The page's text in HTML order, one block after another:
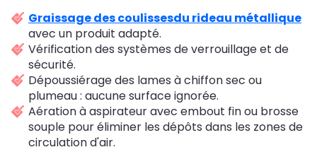
Graissage des coulissesdu rideau métallique
avec un produit adapté.
Vérification des systèmes de verrouillage et de
sécurité.
Dépoussiérage des lames à chiffon sec ou
plumeau : aucune surface ignorée.
Aération à aspirateur avec embout fin ou brosse
souple pour éliminer les dépôts dans les zones de
circulation d'air.